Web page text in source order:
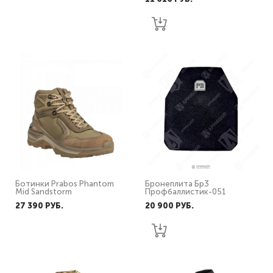
Ботинки Prabos Phantom
Mid Sandstorm
27 390 PУБ.
Бронеплита Бр3
Профбаллистик-051
20 900 PУБ.